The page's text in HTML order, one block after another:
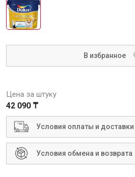
В избранное
Цена за штуку
42 090 ₸
Условия оплаты и доставки
Условия обмена и возврата
Водоснабжение и
Инструменты